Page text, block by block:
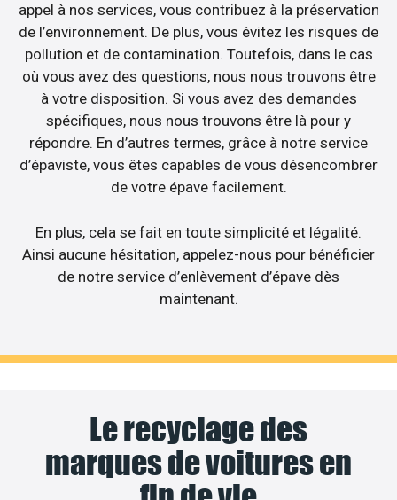
appel à nos services, vous contribuez à la préservation
de l’environnement. De plus, vous évitez les risques de
pollution et de contamination. Toutefois, dans le cas
où vous avez des questions, nous nous trouvons être
à votre disposition. Si vous avez des demandes
spécifiques, nous nous trouvons être là pour y
répondre. En d’autres termes, grâce à notre service
d’épaviste, vous êtes capables de vous désencombrer
de votre épave facilement.
En plus, cela se fait en toute simplicité et légalité.
Ainsi aucune hésitation, appelez-nous pour bénéficier
de notre service d’enlèvement d’épave dès
maintenant.
Le recyclage des
marques de voitures en